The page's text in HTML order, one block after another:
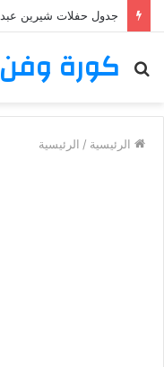
كورة وفن
بحث
الرئيسية / الرئيسية